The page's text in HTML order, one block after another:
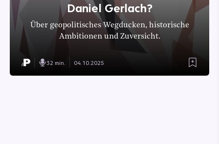
Daniel Gerlach?
Über geopolitisches Wegducken, historische
Ambitionen und Zuversicht.
32 min. 04.10.2025